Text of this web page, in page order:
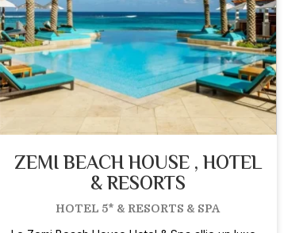
ZEMI BEACH HOUSE , HOTEL
& RESORTS
HOTEL 5* & RESORTS & SPA